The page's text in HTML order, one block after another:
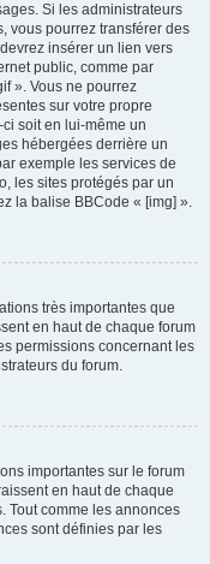
Si les administrateurs
vous pourrez transférer des
insérer un lien vers
public, comme par
». Vous ne pourrez
sur votre propre
soit en lui-même un
hébergées derrière un
exemple les services de
les sites protégés par un
la balise BBCode « [img] ».
très importantes que
en haut de chaque forum
permissions concernant les
du forum.
importantes sur le forum
en haut de chaque
Tout comme les annonces
sont définies par les